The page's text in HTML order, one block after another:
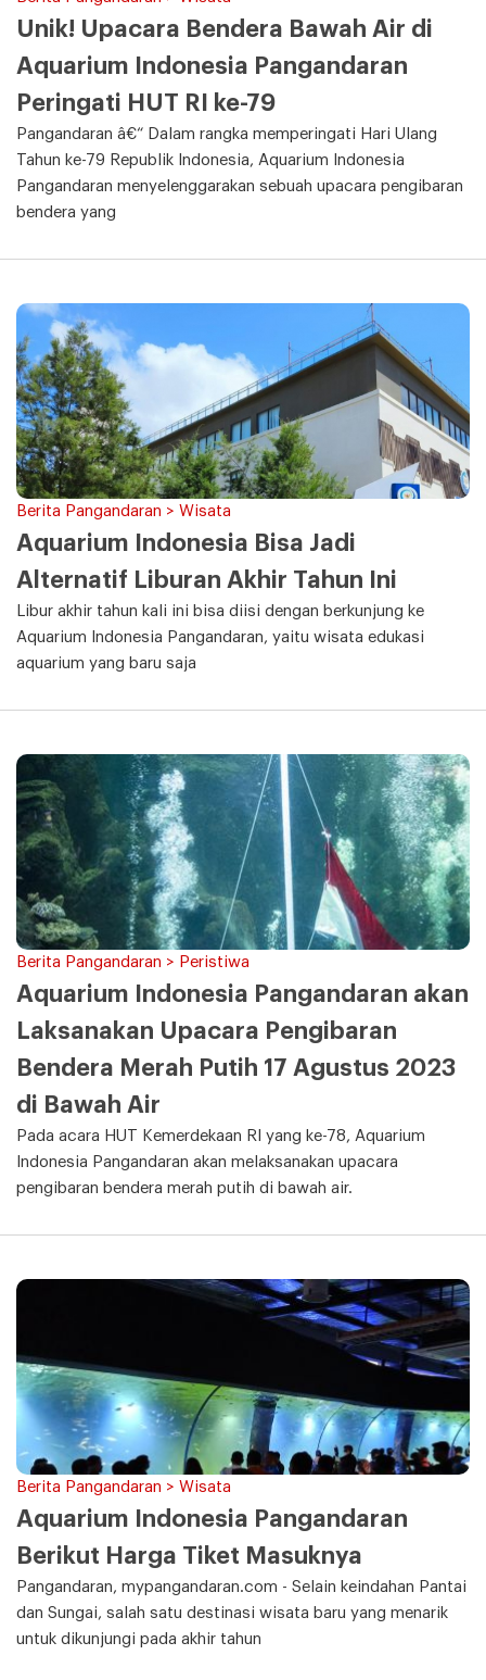
Unik! Upacara Bendera Bawah Air di
Aquarium Indonesia Pangandaran
Peringati HUT RI ke-79
Pangandaran â€“ Dalam rangka memperingati Hari Ulang
Tahun ke-79 Republik Indonesia, Aquarium Indonesia
Pangandaran menyelenggarakan sebuah upacara pengibaran
bendera yang
Berita Pangandaran > Wisata
Aquarium Indonesia Bisa Jadi
Alternatif Liburan Akhir Tahun Ini
Libur akhir tahun kali ini bisa diisi dengan berkunjung ke
Aquarium Indonesia Pangandaran, yaitu wisata edukasi
aquarium yang baru saja
Berita Pangandaran > Peristiwa
Aquarium Indonesia Pangandaran akan
Laksanakan Upacara Pengibaran
Bendera Merah Putih 17 Agustus 2023
di Bawah Air
Pada acara HUT Kemerdekaan RI yang ke-78, Aquarium
Indonesia Pangandaran akan melaksanakan upacara
pengibaran bendera merah putih di bawah air.
Berita Pangandaran > Wisata
Aquarium Indonesia Pangandaran
Berikut Harga Tiket Masuknya
Pangandaran, mypangandaran.com - Selain keindahan Pantai
dan Sungai, salah satu destinasi wisata baru yang menarik
untuk dikunjungi pada akhir tahun